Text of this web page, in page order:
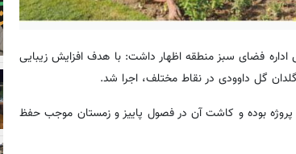
سید محمد مرتضوی، رئیس اداره فضای سبز منطقه اظهار داشت: با هدف افزایش زیبایی‌
پروژه بوده و کاشت آن در فصول پاییز و زمستان موجب حفظ